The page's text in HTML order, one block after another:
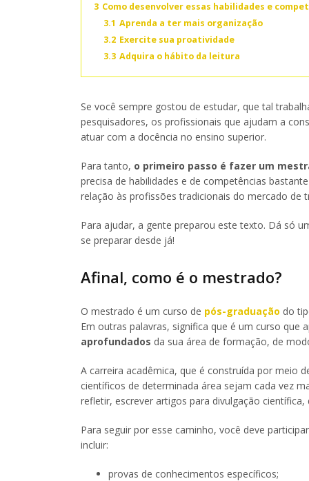
3 Como desenvolver essas habilidades e
3.1 Aprenda a ter mais organização
3.2 Exercite sua proatividade
3.3 Adquira o hábito da leitura
Se você sempre gostou de estudar, que tal
pesquisadores, os profissionais que ajudam a
atuar com a docência no ensino superior.
Para tanto, o primeiro passo é fazer um
precisa de habilidades e de competências
relação às profissões tradicionais do mercado de
Para ajudar, a gente preparou este texto. Dá só
se preparar desde já!
Afinal, como é o mestrado?
O mestrado é um curso de pós-graduação do
Em outras palavras, significa que é um curso
aprofundados da sua área de formação, de
A carreira acadêmica, que é construída por meio
científicos de determinada área sejam cada vez
refletir, escrever artigos para divulgação científica,
Para seguir por esse caminho, você deve
incluir:
provas de conhecimentos específicos;